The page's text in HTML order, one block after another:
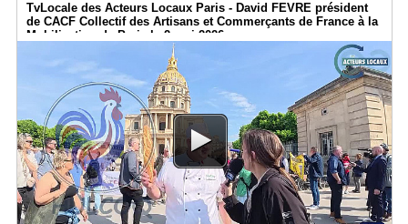
TvLocale des Acteurs Locaux Paris - David FEVRE président
de CACF Collectif des Artisans et Commerçants de France à la
Mobilisation de Paris le 2 mai 2026